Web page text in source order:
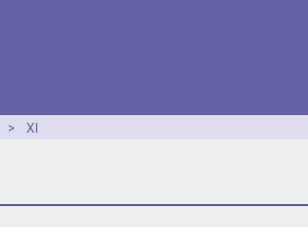
> XI